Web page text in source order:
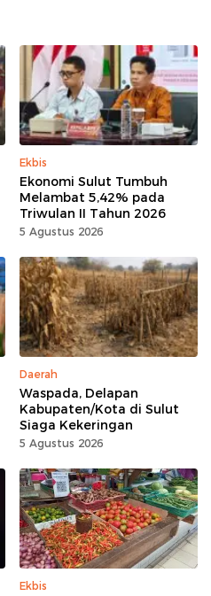
Ekbis
Ekonomi Sulut Tumbuh
Melambat 5,42% pada
Triwulan II Tahun 2026
5 Agustus 2026
Daerah
Waspada, Delapan
Kabupaten/Kota di Sulut
Siaga Kekeringan
5 Agustus 2026
Ekbis